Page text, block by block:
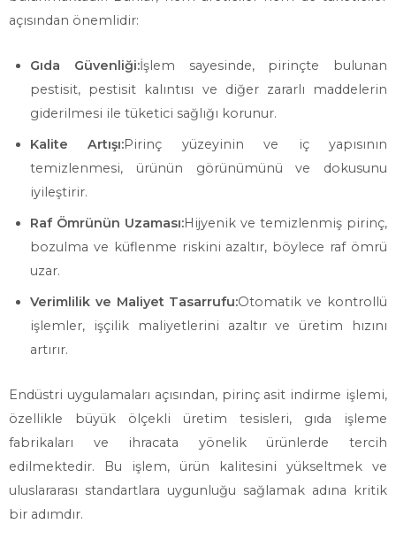
açısından önemlidir:
Gıda Güvenliği:İşlem sayesinde, pirinçte bulunan
pestisit, pestisit kalıntısı ve diğer zararlı maddelerin
giderilmesi ile tüketici sağlığı korunur.
Kalite Artışı:Pirinç yüzeyinin ve iç yapısının
temizlenmesi, ürünün görünümünü ve dokusunu
iyileştirir.
Raf Ömrünün Uzaması:Hijyenik ve temizlenmiş pirinç,
bozulma ve küflenme riskini azaltır, böylece raf ömrü
uzar.
Verimlilik ve Maliyet Tasarrufu:Otomatik ve kontrollü
işlemler, işçilik maliyetlerini azaltır ve üretim hızını
artırır.
Endüstri uygulamaları açısından, pirinç asit indirme işlemi,
özellikle büyük ölçekli üretim tesisleri, gıda işleme
fabrikaları ve ihracata yönelik ürünlerde tercih
edilmektedir. Bu işlem, ürün kalitesini yükseltmek ve
uluslararası standartlara uygunluğu sağlamak adına kritik
bir adımdır.